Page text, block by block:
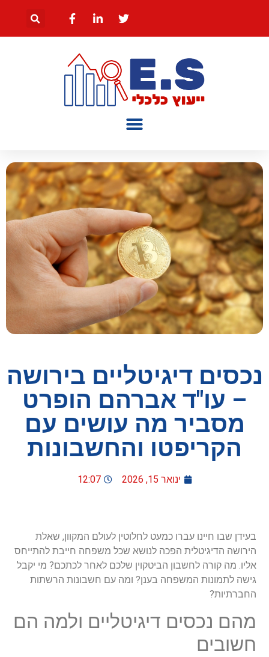
נכסים דיגיטליים בירושה
– עו"ד אברהם הופרט
מסביר מה עושים עם
הקריפטו והחשבונות
ינואר 15, 2026 12:07
בעידן שבו חיינו עברו כמעט לחלוטין לעולם המקוון, שאלת
הירושה הדיגיטלית הפכה לנושא שכל משפחה חייבת להתייחס
אליו. מה קורה לחשבון הביטקוין שלכם לאחר לכתכם? מי יקבל
גישה לתמונות המשפחה בענן? ומה עם חשבונות הרשתות
החברתיות?
מהם נכסים דיגיטליים ולמה הם
חשובים